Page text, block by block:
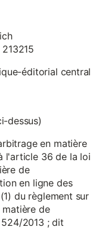
éditorial central
dessus)
en matière
l'article 36 de la loi
de
en ligne des
du règlement sur
de
2013 ; dit